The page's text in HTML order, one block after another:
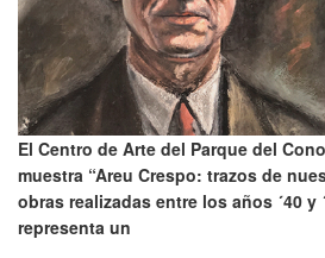
El Centro de Arte del Parque del
muestra “Areu Crespo: trazos de
obras realizadas entre los años ´40 y
representa un